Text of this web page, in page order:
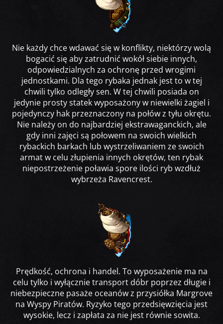
Nie każdy chce wdawać się w konflikty, niektórzy wolą
bogacić się aby zatrudnić wokół siebie innych,
odpowiedzialnych za ochronę przed wrogimi
jednostkami. Dla tego rybaka jednak jest to w tej
chwili tylko odległy sen. W tej chwili posiada on
jedynie prosty statek wyposażony w niewielki żagiel i
pojedynczy hak przeznaczony na połów z tyłu okrętu.
Nie należy on do najbardziej ekstrawaganckich, ale
gdy inni zajęci są połowem na swoich wielkich
rybackich barkach lub wystrzeliwaniem ze swoich
armat w celu złupienia innych okrętów, ten rybak
niepostrzeżenie poławia spore ilości ryb wzdłuż
wybrzeża Ravencrest.
Prędkość, ochrona i handel. To wyposażenie ma na
celu tylko i wyłącznie transport dóbr poprzez długie i
niebezpieczne pasaże oceanów z przysiółka Margrove
na Wyspy Piratów. Ryzyko tego przedsięwzięcia jest
wysokie, lecz i zapłata za nie jest równie sowita.